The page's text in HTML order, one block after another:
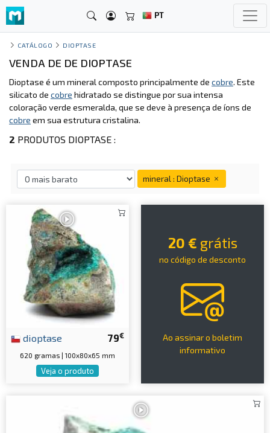
PT
CATÁLOGO DIOPTASE
VENDA DE DE DIOPTASE
Dioptase é um mineral composto principalmente de cobre. Este
silicato de cobre hidratado se distingue por sua intensa
coloração verde esmeralda, que se deve à presença de íons de
cobre em sua estrutura cristalina.
2 PRODUTOS DIOPTASE :
mineral : Dioptase
79€
dioptase
620 gramas | 100x80x65 mm
Veja o produto
20 € grátis
no código de desconto
Ao assinar o boletim
informativo